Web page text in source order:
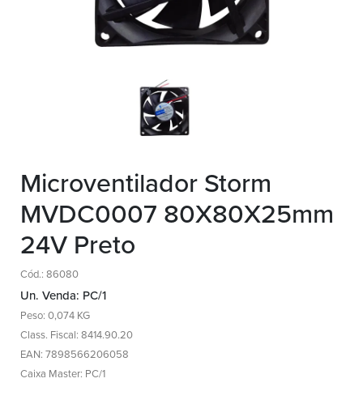
Microventilador Storm
MVDC0007 80X80X25mm
24V Preto
Cód.: 86080
Un. Venda: PC/1
Peso: 0,074 KG
Class. Fiscal: 8414.90.20
EAN: 7898566206058
Caixa Master: PC/1